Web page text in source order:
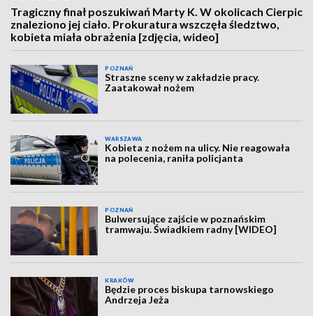
Tragiczny finał poszukiwań Marty K. W okolicach Cierpic
znaleziono jej ciało. Prokuratura wszczęła śledztwo,
kobieta miała obrażenia [zdjęcia, wideo]
POZNAŃ
Straszne sceny w zakładzie pracy.
Zaatakował nożem
WARSZAWA
Kobieta z nożem na ulicy. Nie reagowała
na polecenia, raniła policjanta
POZNAŃ
Bulwersujące zajście w poznańskim
tramwaju. Świadkiem radny [WIDEO]
KRAKÓW
Będzie proces biskupa tarnowskiego
Andrzeja Jeża